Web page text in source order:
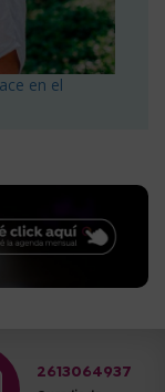
en el
2613064937